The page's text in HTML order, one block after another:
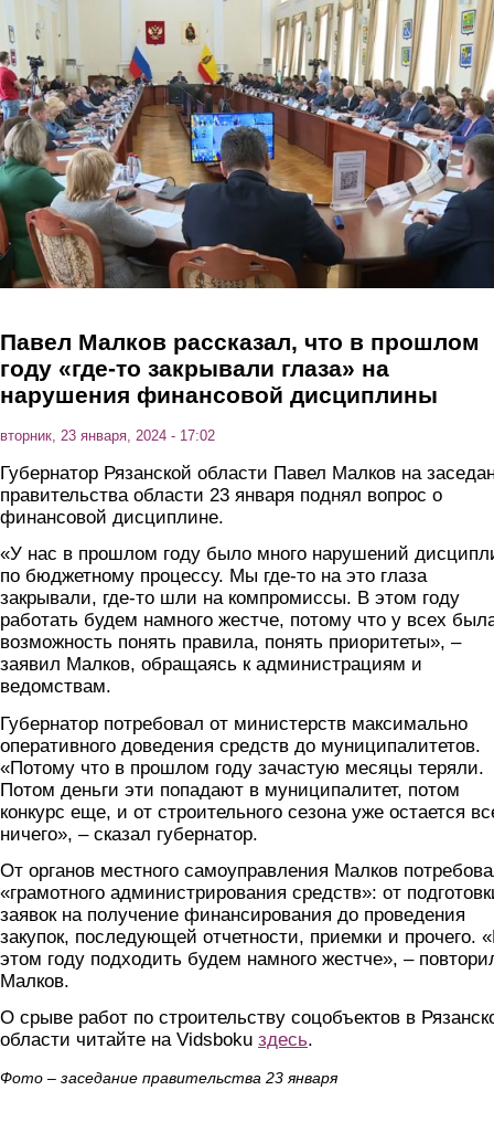
Перейти к основному содержанию
Павел Малков рассказал, что в прошлом
году «где-то закрывали глаза» на
нарушения финансовой дисциплины
вторник, 23 января, 2024 - 17:02
Губернатор Рязанской области Павел Малков на
правительства области 23 января поднял вопрос о
финансовой дисциплине.
«У нас в прошлом году было много нарушений
по бюджетному процессу. Мы где-то на это глаза
закрывали, где-то шли на компромиссы. В этом году
работать будем намного жестче, потому что у всех
возможность понять правила, понять приоритеты», –
заявил Малков, обращаясь к администрациям и
ведомствам.
Губернатор потребовал от министерств максимально
оперативного доведения средств до муниципалитетов.
«Потому что в прошлом году зачастую месяцы теряли.
Потом деньги эти попадают в муниципалитет, потом
конкурс еще, и от строительного сезона уже остается
ничего», – сказал губернатор.
От органов местного самоуправления Малков
«грамотного администрирования средств»: от
заявок на получение финансирования до проведения
закупок, последующей отчетности, приемки и прочего.
этом году подходить будем намного жестче», –
Малков.
О срыве работ по строительству соцобъектов в
области читайте на Vidsboku здесь.
Фото – заседание правительства 23 января